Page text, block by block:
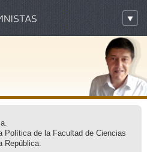
Política de la Facultad de Ciencias
República.